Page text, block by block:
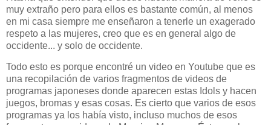
muy extraño pero para ellos es bastante común, al menos
en mi casa siempre me enseñaron a tenerle un exagerado
respeto a las mujeres, creo que es en general algo de
occidente... y solo de occidente.
Todo esto es porque encontré un video en Youtube que es
una recopilación de varios fragmentos de videos de
programas japoneses donde aparecen estas Idols y hacen
juegos, bromas y esas cosas. Es cierto que varios de esos
programas ya los había visto, incluso muchos de esos